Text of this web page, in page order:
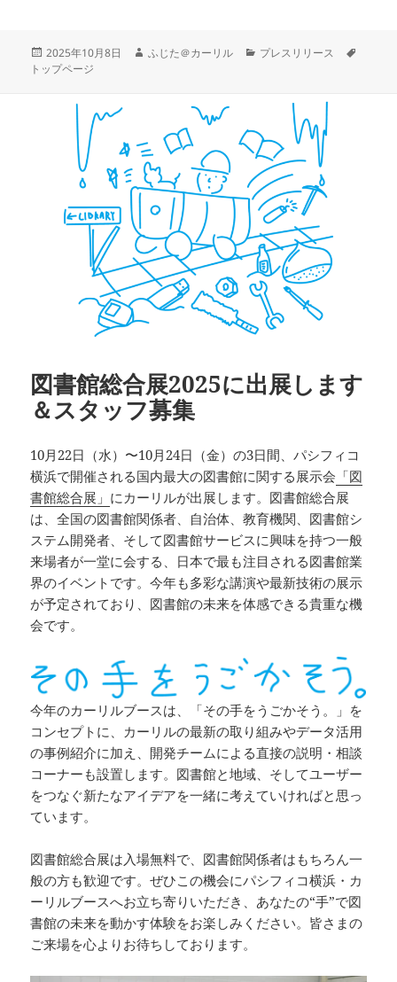
投
稿
2025年10月8日
作
ふじた＠カーリル
カ
プレスリリース
トップページ
図書館総合展2025に出展します
＆スタッフ募集
10月22日（水）〜10月24日（金）の3日間、パシフィコ
横浜で開催される国内最大の図書館に関する展示会 「図
書館総合展」 にカーリルが出展します。図書館総合展
は、全国の図書館関係者、自治体、教育機関、図書館シ
ステム開発者、そして図書館サービスに興味を持つ一般
来場者が一堂に会する、日本で最も注目される図書館業
界のイベントです。今年も多彩な講演や最新技術の展示
が予定されており、図書館の未来を体感できる貴重な機
会です。
今年のカーリルブースは、「その手をうごかそう。」を
コンセプトに、カーリルの最新の取り組みやデータ活用
の事例紹介に加え、開発チームによる直接の説明・相談
コーナーも設置します。図書館と地域、そしてユーザー
をつなぐ新たなアイデアを一緒に考えていければと思っ
ています。
図書館総合展は入場無料で、図書館関係者はもちろん一
般の方も歓迎です。ぜひこの機会にパシフィコ横浜・カ
ーリルブースへお立ち寄りいただき、あなたの“手”で図
書館の未来を動かす体験をお楽しみください。皆さまの
ご来場を心よりお待ちしております。